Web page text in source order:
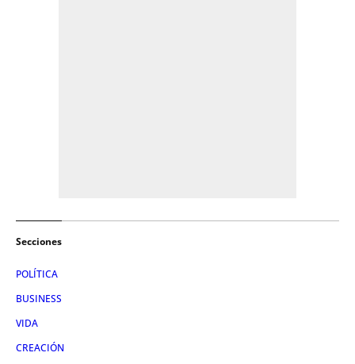
Secciones
POLÍTICA
BUSINESS
VIDA
CREACIÓN